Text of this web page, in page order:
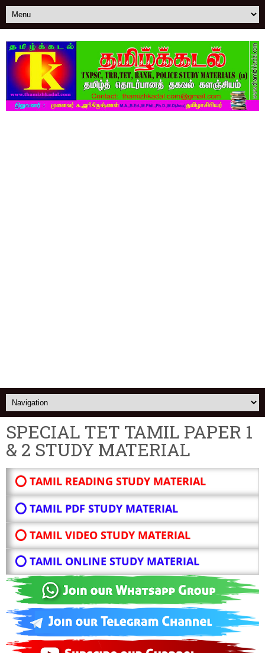
SPECIAL TET TAMIL PAPER 1
& 2 STUDY MATERIAL
⭕ TAMIL READING STUDY MATERIAL
⭕ TAMIL PDF STUDY MATERIAL
⭕ TAMIL VIDEO STUDY MATERIAL
⭕ TAMIL ONLINE STUDY MATERIAL